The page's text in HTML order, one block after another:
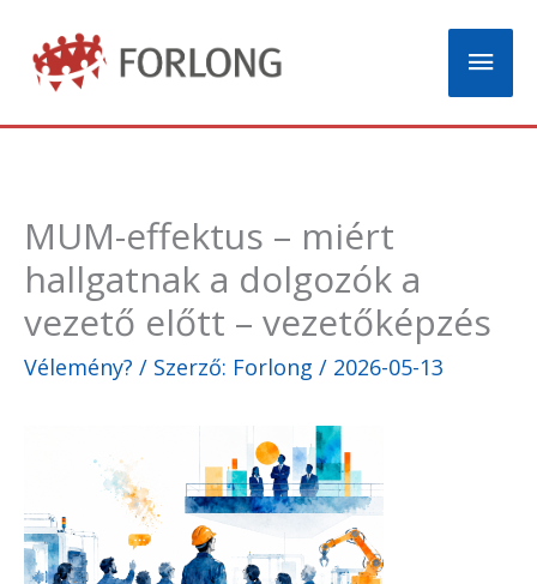
content
Main
MUM-effektus – miért
hallgatnak a dolgozók a
vezető előtt – vezetőképzés
Vélemény? / Szerző: Forlong / 2026-05-13